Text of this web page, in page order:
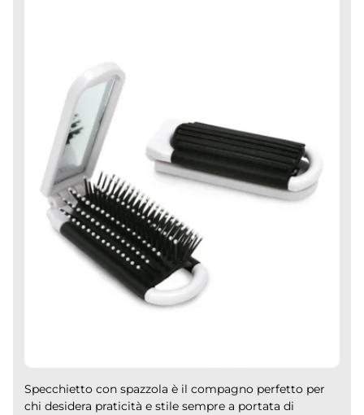
Specchietto con spazzola è il compagno perfetto per
chi desidera praticità e stile sempre a portata di